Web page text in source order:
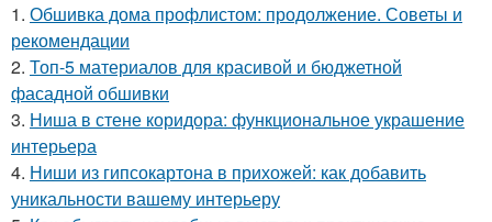
1. Обшивка дома профлистом: продолжение. Советы и
рекомендации
2. Топ-5 материалов для красивой и бюджетной
фасадной обшивки
3. Ниша в стене коридора: функциональное украшение
интерьера
4. Ниши из гипсокартона в прихожей: как добавить
уникальности вашему интерьеру